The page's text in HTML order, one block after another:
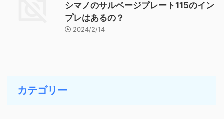
シマノのサルベージプレート115のイン
プレはあるの？
2024/2/14
カテゴリー